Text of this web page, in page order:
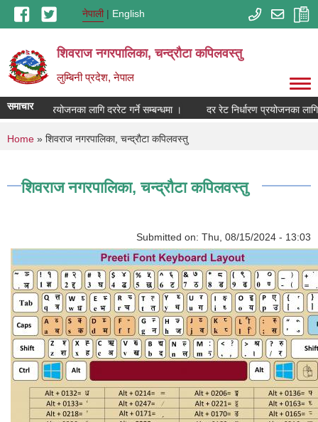
Skip to main contentनेपाली English
शिवराज नगरपालिका, चन्द्राैटा कपिलवस्तु
लुम्बिनी प्रदेश, नेपाल
समाचार
निर्धारण प्रयोजनका लागि दररेट गर्ने सम्बन्धमा । दर रेट निर्धारण प्रयोजनका
You are here
Home » शिवराज नगरपालिका, चन्द्राैटा कपिलवस्तु
शिवराज नगरपालिका, चन्द्राैटा कपिलवस्तु
Submitted on: Thu, 08/15/2024 - 13:03